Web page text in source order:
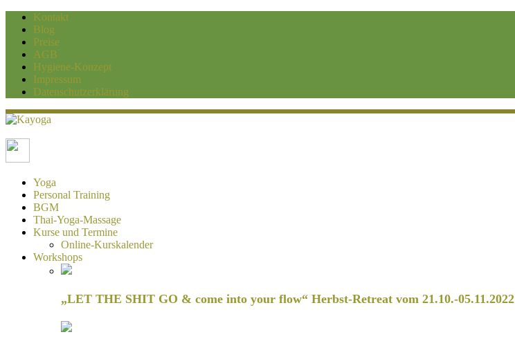
Kontakt
Blog
Preise
AGB
Hygiene-Konzept
Impressum
Datenschutzerklärung
Kayoga
Yoga und Personaltraining Duisburg
Yoga
Personal Training
BGM
Thai-Yoga-Massage
Kurse und Termine
Online-Kurskalender
Workshops
„LET THE SHIT GO & come into your flow“ Herbst-Retreat vom 21.10.-05.11.2022